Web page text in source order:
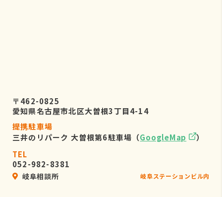
〒462-0825
愛知県名古屋市北区大曽根3丁目4-14
提携駐車場
三井のリパーク 大曽根第6駐車場（GoogleMap
）
TEL
052-982-8381
岐阜相談所 岐阜ステーションビル内